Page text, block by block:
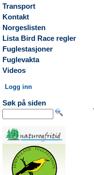
Transport
Kontakt
Norgeslisten
Lista Bird Race regler
Fuglestasjoner
Fuglevakta
Videos
Logg inn
Søk på siden